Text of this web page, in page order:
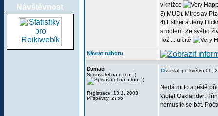
Návštěvnost
v knížce
3) MUDr. Miroslav
4) Esther a Jerry
s motem: Ze svého
Tož.... určitě
Návrat nahoru
Damao
Spisovatel na n-tou :-)
Registrace: 13.1. 2003
Příspěvky: 2756
Zaslal: po květen 09,
Nedá mi to a ještě
Violet Oaklander:
nemusíte se bát.